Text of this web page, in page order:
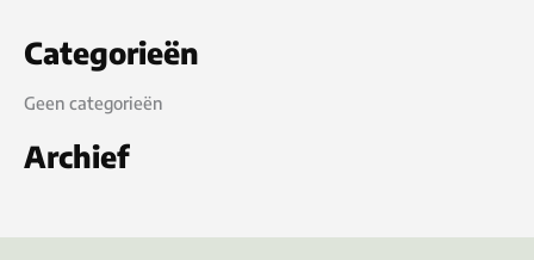
Categorieën
Geen categorieën
Archief